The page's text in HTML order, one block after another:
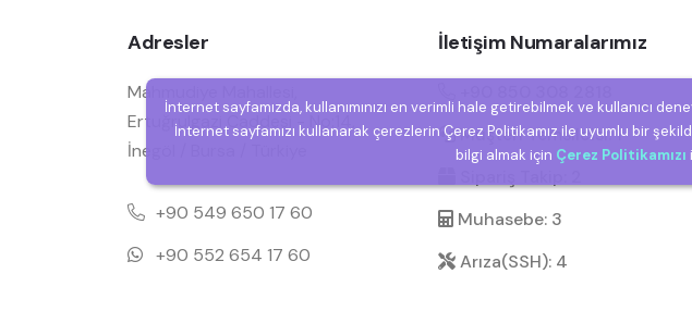
Adresler
Mahmudiye Mahallesi,
Ertuğrulgazi Caddesi - No:14,
İnegöl / Bursa / Türkiye
+90 549 650 17 60
+90 552 654 17 60
İletişim Numaralarımız
Müşteri Temsilcisi: 1
Muhasebe: 3
Arıza(SSH): 4
İnternet sayfamızda, kullanımınızı en verimli hale getirebilmek ve kullanıcı
İnternet sayfamızı kullanarak çerezlerin Çerez Politikamız ile uyumlu bir
bilgi almak için Çerez Politikamızı